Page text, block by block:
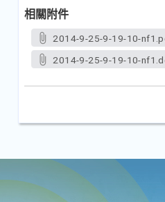
相關附件
2014-9-25-9-19-10-
2014-9-25-9-19-10-